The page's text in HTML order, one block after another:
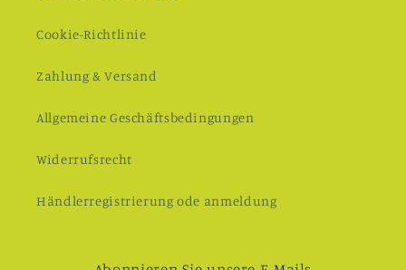
Cookie-Richtlinie
Zahlung & Versand
Allgemeine Geschäftsbedingungen
Widerrufsrecht
Händlerregistrierung ode anmeldung